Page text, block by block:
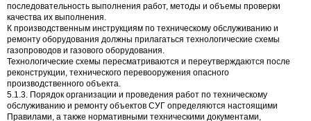
последовательность выполнения работ, методы и объемы проверки
качества их выполнения.
К производственным инструкциям по техническому обслуживанию и
ремонту оборудования должны прилагаться технологические схемы
газопроводов и газового оборудования.
Технологические схемы пересматриваются и переутверждаются после
реконструкции, технического перевооружения опасного
производственного объекта.
5.1.3. Порядок организации и проведения работ по техническому
обслуживанию и ремонту объектов СУГ определяются настоящими
Правилами, а также нормативными техническими документами,